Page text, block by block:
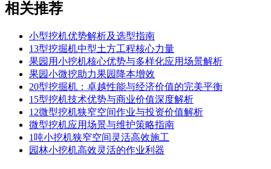
相关推荐
小型挖机优势解析及选型指南
13型挖掘机中型土方工程核心力量
果园用小挖机核心优势与多样化应用场景解析
果园小微挖助力果园降本增效
20型挖掘机：卓越性能与经济价值的完美平衡
15型挖机技术优势与商业价值深度解析
12微型挖机狭窄空间作业与投资价值解析
微型挖机应用场景与维护策略指南
1吨小挖机狭窄空间灵活高效施工
园林小挖机高效灵活的作业利器